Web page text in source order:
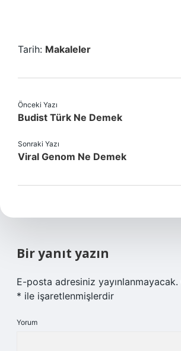
Tarih: Makaleler
Önceki Yazı
Budist Türk Ne Demek
Sonraki Yazı
Viral Genom Ne Demek
Bir yanıt yazın
E-posta adresiniz yayınlanmayacak.
* ile işaretlenmişlerdir
Yorum